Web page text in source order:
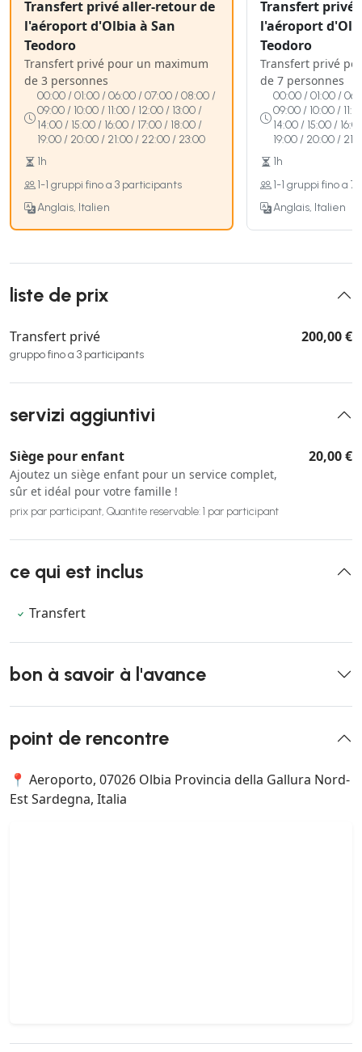
Transfert privé aller-retour de
l'aéroport d'Olbia à San
Teodoro
Transfert privé pour un maximum
de 3 personnes
00:00 / 01:00 / 06:00 / 07:00 / 08:00 /
09:00 / 10:00 / 11:00 / 12:00 / 13:00 /
14:00 / 15:00 / 16:00 / 17:00 / 18:00 /
19:00 / 20:00 / 21:00 / 22:00 / 23:00
1h
1-1 gruppi fino a 3 participants
Anglais, Italien
Transfert privé
l'aéroport
Teodoro
Transfert privé
de 7 personnes
00:00 / 01:00 /
09:00 / 10:00 /
14:00 / 15:00 /
19:00 / 20:00 /
1h
1-1 gruppi fino a
Anglais, Italien
liste de prix
Transfert privé
gruppo fino a 3 participants
200,00 €
servizi aggiuntivi
Siège pour enfant
Ajoutez un siège enfant pour un service complet,
sûr et idéal pour votre famille !
20,00 €
prix par participant, Quantite reservable: 1 par participant
ce qui est inclus
Transfert
bon à savoir à l'avance
point de rencontre
📍 Aeroporto, 07026 Olbia Provincia della Gallura Nord-
Est Sardegna, Italia